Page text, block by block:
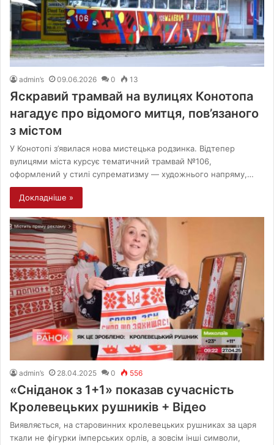
admin’s 09.06.2026 0 13
Яскравий трамвай на вулицях Конотопа
нагадує про відомого митця, пов’язаного
з містом
У Конотопі з’явилася нова мистецька родзинка. Відтепер
вулицями міста курсує тематичний трамвай №106,
оформлений у стилі супрематизму — художнього напряму,…
Докладніше »
admin’s 28.04.2025 0 556
«Сніданок з 1+1» показав сучасність
Кролевецьких рушників + Відео
Виявляється, на старовинних кролевецьких рушниках за царя
ткали не фігурки імперських орлів, а зовсім інші символи,